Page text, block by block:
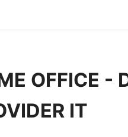
OFFICE -
IT